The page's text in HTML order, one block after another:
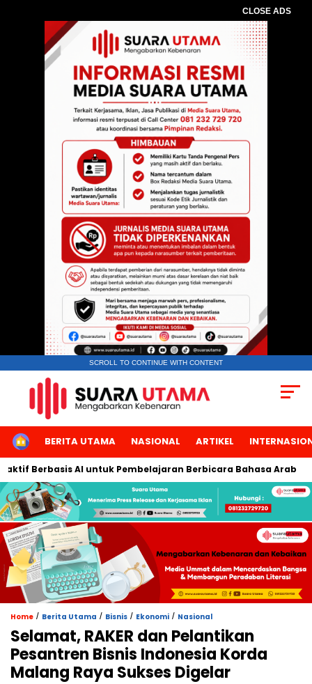
CLOSE ADS
SCROLL TO CONTINUE WITH CONTENT
HOMEBERITA UTAMA NASIONAL ARTIKEL
AI untuk Pembelajaran Berbicara Bahasa Arab
Home / Berita Utama / Bisnis / Ekonomi / Nasional
Selamat, RAKER dan Pelantikan
Pesantren Bisnis Indonesia Korda
Malang Raya Sukses Digelar